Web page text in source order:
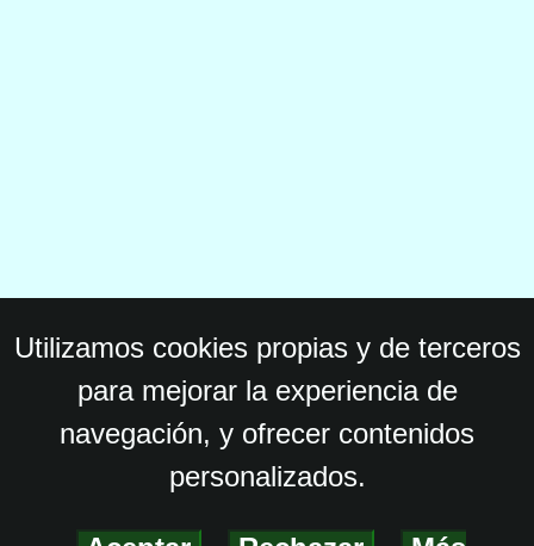
Utilizamos cookies propias y de terceros
para mejorar la experiencia de
navegación, y ofrecer contenidos
personalizados.